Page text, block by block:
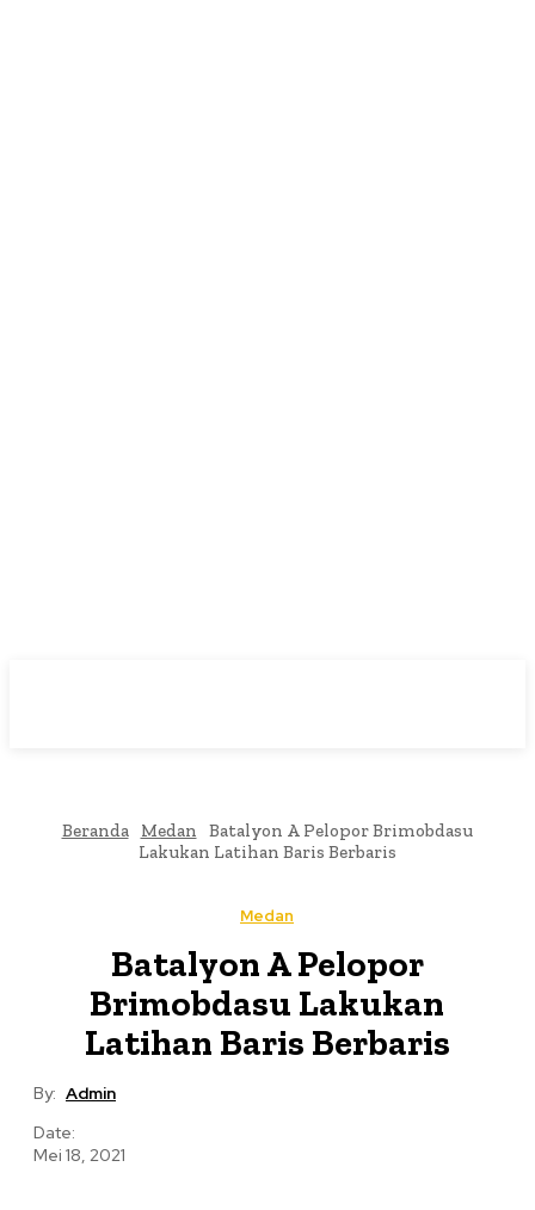
Beranda Medan
Batalyon A Pelopor Brimobdasu
Lakukan Latihan Baris Berbaris
Medan
Batalyon A Pelopor
Brimobdasu Lakukan
Latihan Baris Berbaris
By: Admin
Date:
Mei 18, 2021